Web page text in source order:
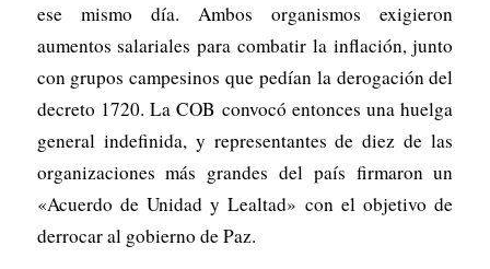
ese mismo día. Ambos organismos exigieron
aumentos salariales para combatir la inflación, junto
con grupos campesinos que pedían la derogación del
decreto 1720. La COB convocó entonces una huelga
general indefinida, y representantes de diez de las
organizaciones más grandes del país firmaron un
«Acuerdo de Unidad y Lealtad» con el objetivo de
derrocar al gobierno de Paz.